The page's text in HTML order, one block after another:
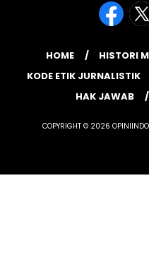
HOME HISTORI
KODE ETIK JURNALISTIK
HAK JAWAB
COPYRIGHT © 2026